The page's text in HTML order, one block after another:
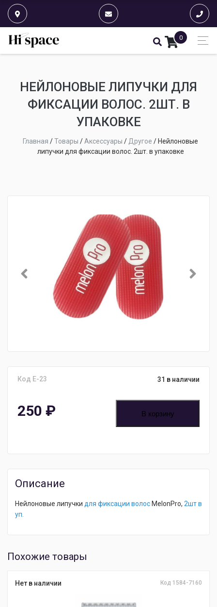
0
НЕЙЛОНОВЫЕ ЛИПУЧКИ ДЛЯ
ФИКСАЦИИ ВОЛОС. 2ШТ. В
УПАКОВКЕ
Главная /Товары /Аксессуары / Другое / Нейлоновые
липучки для фиксации волос. 2шт. в упаковке
Код E-23 31 в наличии
250 ₽ В корзину
Описание
Нейлоновые липучки для фиксации волос MelonPro, 2шт в
уп.
Похожие товары
Нет в наличии Код 1584-7160